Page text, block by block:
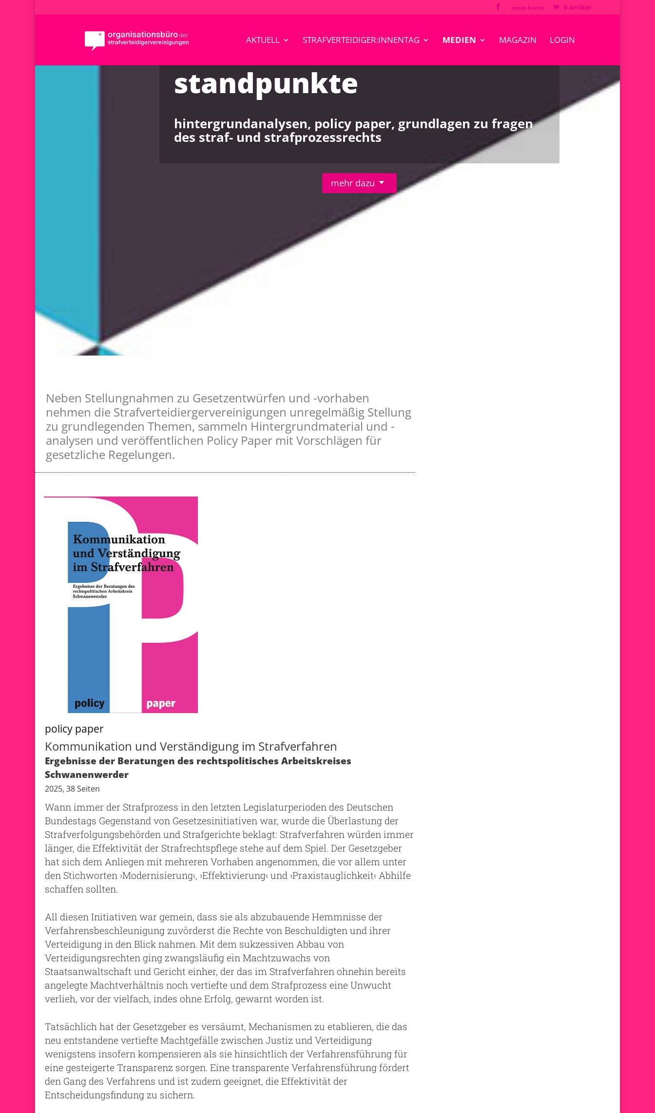
mein konto 0-Artikel
AKTUELL STRAFVERTEIDIGER:INNENTAG MEDIEN MAGAZIN LOGIN
standpunkte
hintergrundanalysen, policy paper, grundlagen zu fragen
des straf- und strafprozessrechts
mehr dazu
Neben Stellungnahmen zu Gesetzentwürfen und -vorhaben
nehmen die Strafverteidiergervereinigungen unregelmäßig Stellung
zu grundlegenden Themen, sammeln Hintergrundmaterial und -
analysen und veröffentlichen Policy Paper mit Vorschlägen für
gesetzliche Regelungen.
policy paper
Kommunikation und Verständigung im Strafverfahren
Ergebnisse der Beratungen des rechtspolitisches Arbeitskreises
Schwanenwerder
2025, 38 Seiten
Wann immer der Strafprozess in den letzten Legislaturperioden des Deutschen
Bundestags Gegenstand von Gesetzesinitiativen war, wurde die Überlastung der
Strafverfolgungsbehörden und Strafgerichte beklagt: Strafverfahren würden immer
länger, die Effektivität der Strafrechtspflege stehe auf dem Spiel. Der Gesetzgeber
hat sich dem Anliegen mit mehreren Vorhaben angenommen, die vor allem unter
den Stichworten ›Modernisierung‹, ›Effektivierung‹ und ›Praxistauglichkeit‹ Abhilfe
schaffen sollten.
All diesen Initiativen war gemein, dass sie als abzubauende Hemmnisse der
Verfahrensbeschleunigung zuvörderst die Rechte von Beschuldigten und ihrer
Verteidigung in den Blick nahmen. Mit dem sukzessiven Abbau von
Verteidigungsrechten ging zwangsläufig ein Machtzuwachs von
Staatsanwaltschaft und Gericht einher, der das im Strafverfahren ohnehin bereits
angelegte Machtverhältnis noch vertiefte und dem Strafprozess eine Unwucht
verlieh, vor der vielfach, indes ohne Erfolg, gewarnt worden ist.
Tatsächlich hat der Gesetzgeber es versäumt, Mechanismen zu etablieren, die das
neu entstandene vertiefte Machtgefälle zwischen Justiz und Verteidigung
wenigstens insofern kompensieren als sie hinsichtlich der Verfahrensführung für
eine gesteigerte Transparenz sorgen. Eine transparente Verfahrensführung fördert
den Gang des Verfahrens und ist zudem geeignet, die Effektivität der
Entscheidungsfindung zu sichern.